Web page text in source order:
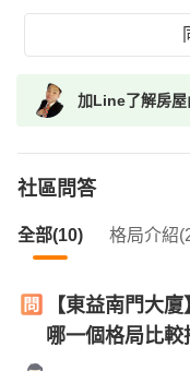
加Line了解房屋
社區問答
全部(10) 格局介紹
【東益南門大
哪一個格局比較